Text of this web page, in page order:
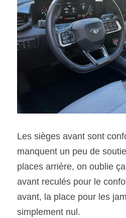
Les sièges avant sont
manquent un peu de
places arrière, on oublie
avant reculés pour le
avant, la place pour les
simplement nul.